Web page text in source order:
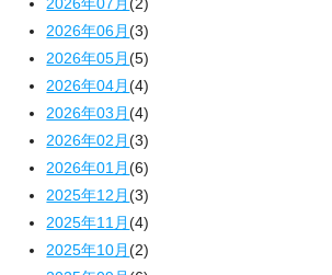
2026年06月(3)
2026年05月(5)
2026年04月(4)
2026年03月(4)
2026年02月(3)
2026年01月(6)
2025年12月(3)
2025年11月(4)
2025年10月(2)